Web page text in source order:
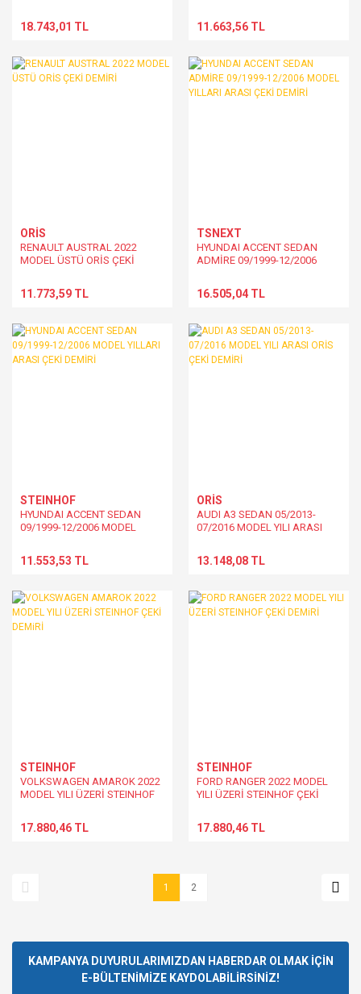
18.743,01 TL 11.663,56 TL
ORİS
RENAULT AUSTRAL 2022
MODEL ÜSTÜ ORİS ÇEKİ
11.773,59 TL
TSNEXT
HYUNDAI ACCENT SEDAN
ADMİRE 09/1999-12/2006
DEMİRİ
16.505,04 TL
STEINHOF
HYUNDAI ACCENT SEDAN
09/1999-12/2006 MODEL
11.553,53 TL
ORİS
AUDI A3 SEDAN 05/2013-
07/2016 MODEL YILI ARASI
13.148,08 TL
STEINHOF
VOLKSWAGEN AMAROK 2022
MODEL YILI ÜZERİ STEINHOF
17.880,46 TL
STEINHOF
FORD RANGER 2022 MODEL
YILI ÜZERİ STEINHOF ÇEKİ
17.880,46 TL
1 2
KAMPANYA DUYURULARIMIZDAN HABERDAR OLMAK İÇİN
E-BÜLTENİMİZE KAYDOLABİLİRSİNİZ!